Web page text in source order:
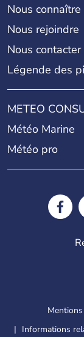
Nous connaître
Nous rejoindre
Nous contacter
Légende des
METEO
Météo Marine
Météo pro
Informations